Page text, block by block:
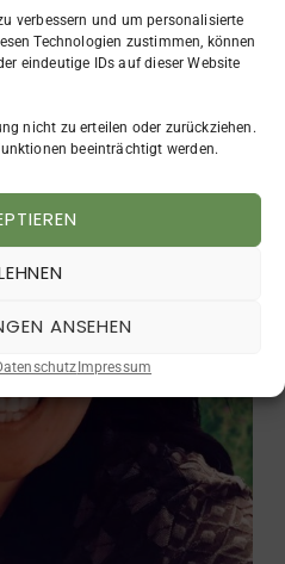
verbessern und um personalisierte
Technologien zustimmen, können
eindeutige IDs auf dieser Website
nicht zu erteilen oder zurückziehen.
beeinträchtigt werden.
ANSEHEN
Impressum
Folge